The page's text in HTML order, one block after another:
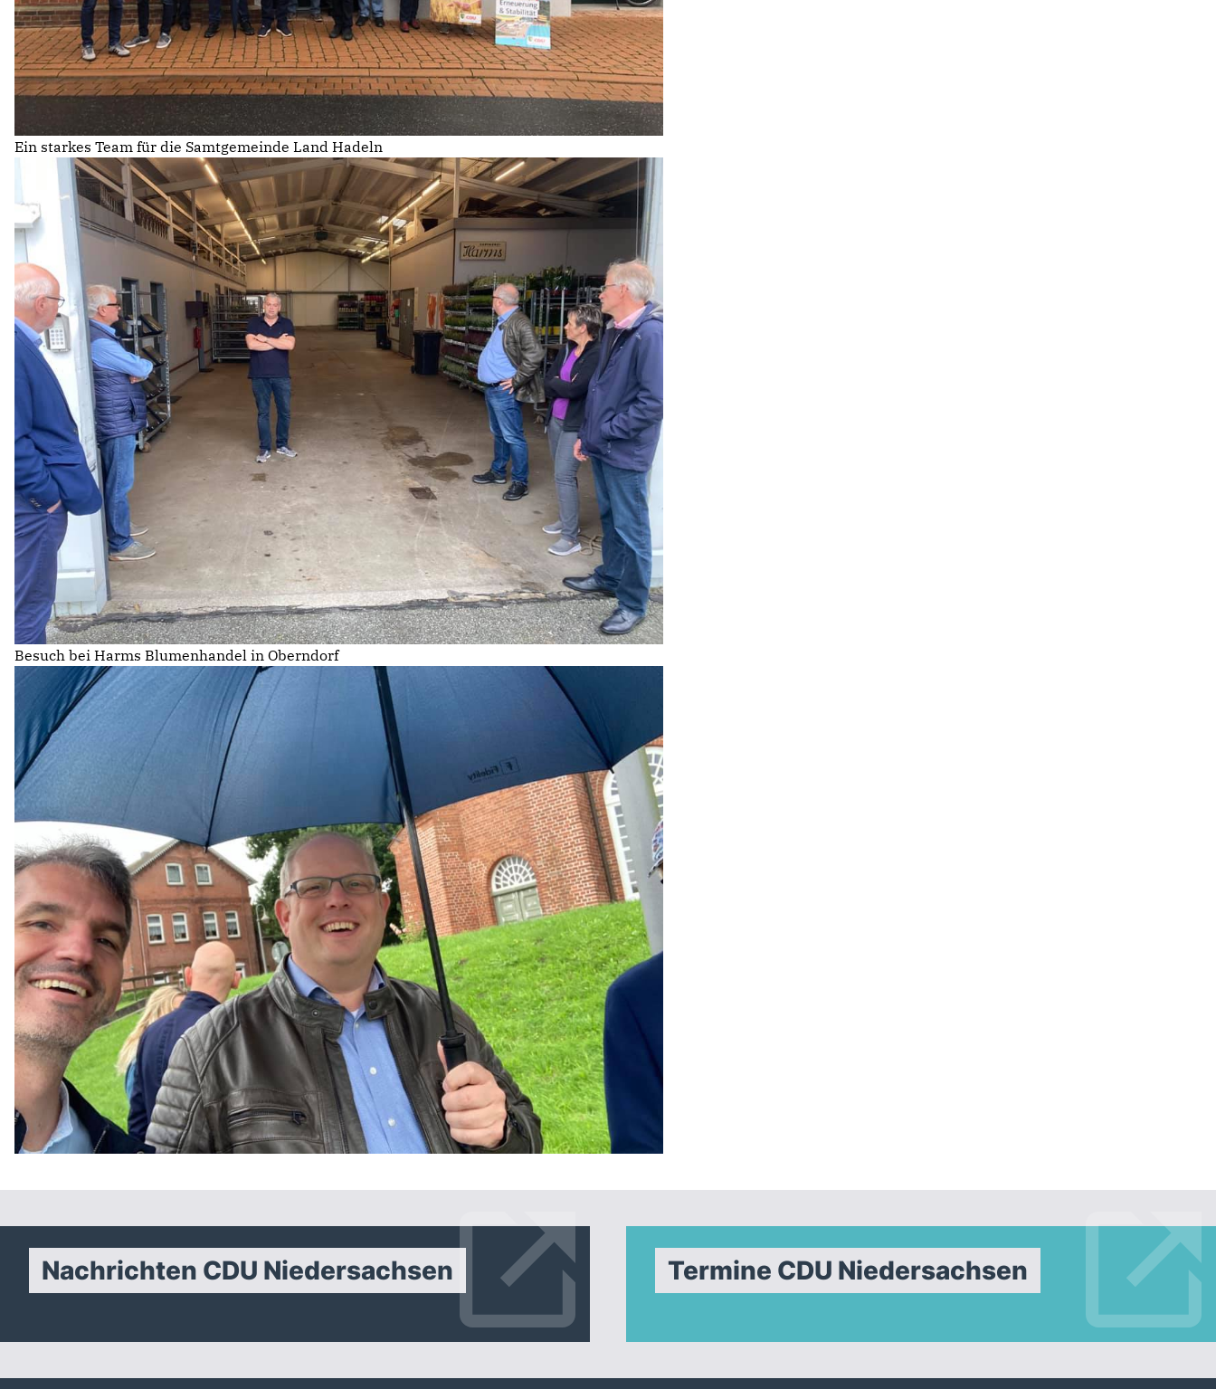
Ein starkes Team für die Samtgemeinde Land Hadeln
Besuch bei Harms Blumenhandel in Oberndorf
Nachrichten CDU Niedersachsen Termine CDU Niedersachsen